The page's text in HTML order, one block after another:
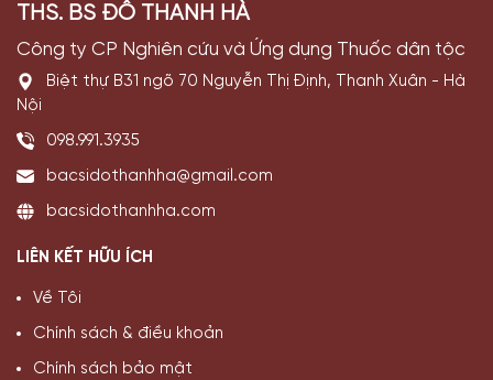
THS. BS ĐỖ THANH HÀ
Công ty CP Nghiên cứu và Ứng dụng Thuốc dân tộc
Biệt thự B31 ngõ 70 Nguyễn Thị Định, Thanh Xuân - Hà
Nội
098.991.3935
bacsidothanhha@gmail.com
bacsidothanhha.com
LIÊN KẾT HỮU ÍCH
Về Tôi
Chính sách & điều khoản
Chính sách bảo mật